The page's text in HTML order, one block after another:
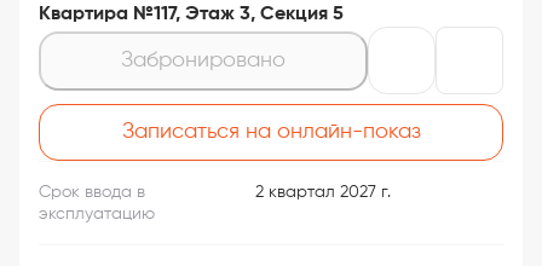
Квартира №117, Этаж 3, Секция 5
Забронировано
Записаться на онлайн-показ
Срок ввода в
эксплуатацию
2 квартал 2027 г.